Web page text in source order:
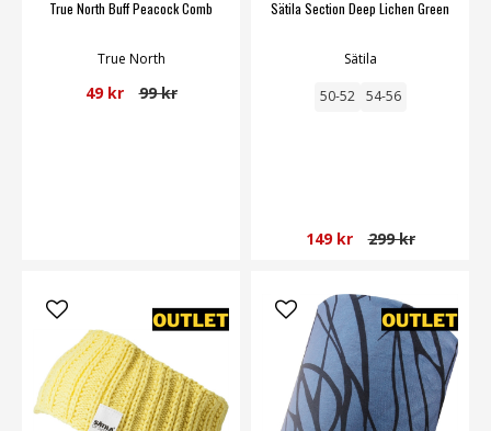
True North Buff Peacock Comb
True North
49 kr 99 kr
Sätila Section Deep Lichen Green
Sätila
50-52 54-56
149 kr 299 kr